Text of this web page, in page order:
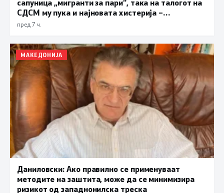
сапуница „мигранти за пари“, така на талогот на
СДСМ му пука и најновата хистерија –
прифаќање на француски предлог
пред 7 ч.
МАКЕДОНИЈА
Даниловски: Ако правилно се применуваат
методите на заштита, може да се минимизира
ризикот од западнонилска треска